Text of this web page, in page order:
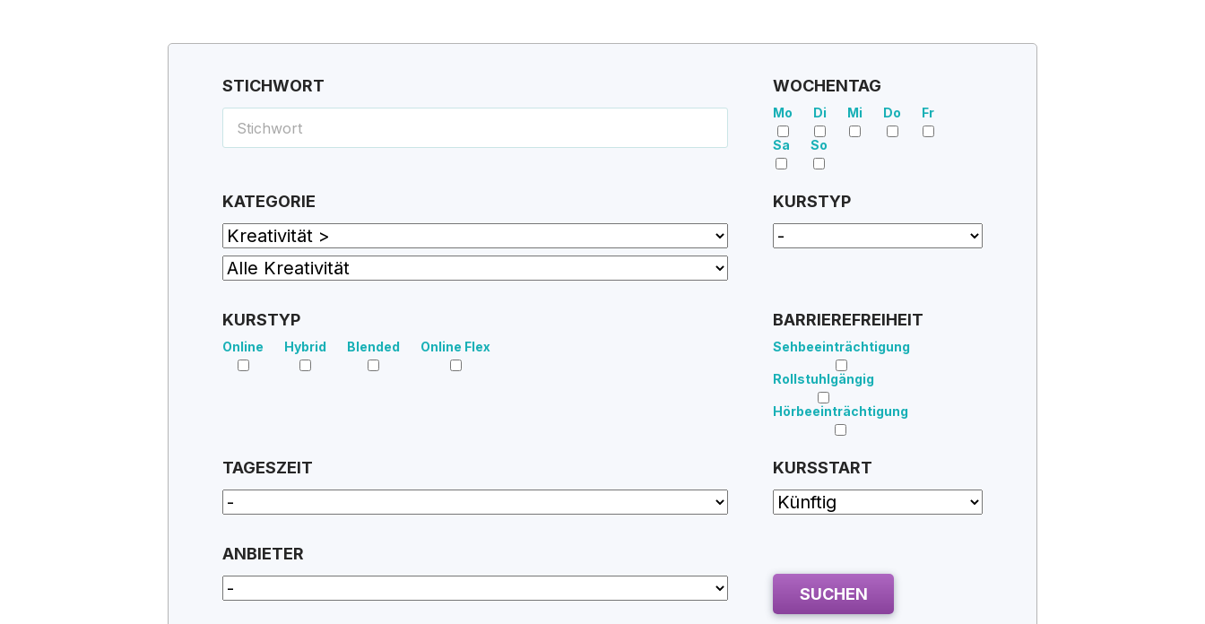
STICHWORT WOCHENTAG
Mo Di Mi Do Fr
Sa So
KATEGORIE KURSTYP
KURSTYP
Online Hybrid Blended Online Flex
BARRIEREFREIHEIT
Sehbeeinträchtigung
Rollstuhlgängig
Hörbeeinträchtigung
TAGESZEIT KURSSTART
ANBIETER
SUCHEN